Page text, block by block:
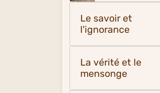
Le savoir et
l'ignorance
La vérité et le
mensonge